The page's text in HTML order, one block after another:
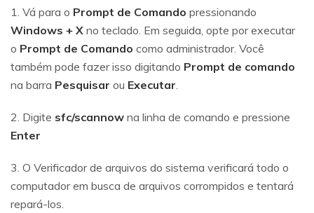
1. Vá para o Prompt de Comando pressionando
Windows + X no teclado. Em seguida, opte por executar
o Prompt de Comando como administrador. Você
também pode fazer isso digitando Prompt de comando
na barra Pesquisar ou Executar
2. Digite sfc/scannow na linha de comando e pressione
Enter
3. O Verificador de arquivos do sistema verificará todo o
computador em busca de arquivos corrompidos e tentará
repará-los.